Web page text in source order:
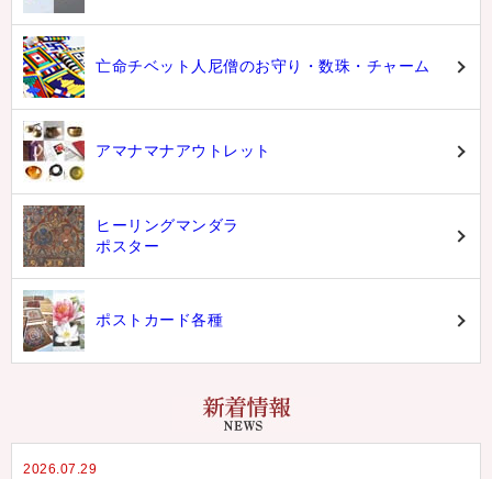
亡命チベット人尼僧のお守り・数珠・チャーム
アマナマナアウトレット
ヒーリングマンダラ
ポスター
ポストカード各種
2026.07.29